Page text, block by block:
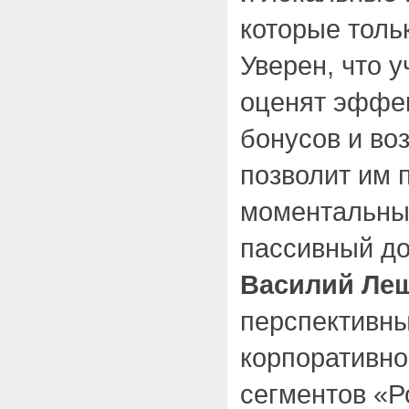
которые
Уверен, что
оценят
бонусов и
позволит им
пассивный
Василий
сегментов